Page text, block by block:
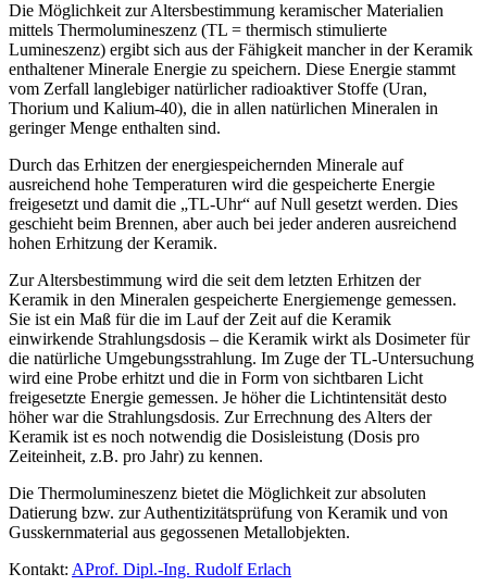
Die Möglichkeit zur Altersbestimmung keramischer Materialien
mittels Thermolumineszenz (TL = thermisch stimulierte
Lumineszenz) ergibt sich aus der Fähigkeit mancher in der Keramik
enthaltener Minerale Energie zu speichern. Diese Energie stammt
vom Zerfall langlebiger natürlicher radioaktiver Stoffe (Uran,
Thorium und Kalium-40), die in allen natürlichen Mineralen in
geringer Menge enthalten sind.
Durch das Erhitzen der energiespeichernden Minerale auf
ausreichend hohe Temperaturen wird die gespeicherte Energie
freigesetzt und damit die „TL-Uhr“ auf Null gesetzt werden. Dies
geschieht beim Brennen, aber auch bei jeder anderen ausreichend
hohen Erhitzung der Keramik.
Zur Altersbestimmung wird die seit dem letzten Erhitzen der
Keramik in den Mineralen gespeicherte Energiemenge gemessen.
Sie ist ein Maß für die im Lauf der Zeit auf die Keramik
einwirkende Strahlungsdosis – die Keramik wirkt als Dosimeter für
die natürliche Umgebungsstrahlung. Im Zuge der TL-Untersuchung
wird eine Probe erhitzt und die in Form von sichtbaren Licht
freigesetzte Energie gemessen. Je höher die Lichtintensität desto
höher war die Strahlungsdosis. Zur Errechnung des Alters der
Keramik ist es noch notwendig die Dosisleistung (Dosis pro
Zeiteinheit, z.B. pro Jahr) zu kennen.
Die Thermolumineszenz bietet die Möglichkeit zur absoluten
Datierung bzw. zur Authentizitätsprüfung von Keramik und von
Gusskernmaterial aus gegossenen Metallobjekten.
Kontakt: AProf. Dipl.-Ing. Rudolf Erlach